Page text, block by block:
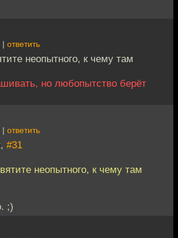
| ответить
неопытного, к чему там
но любопытство берёт
| ответить
#31
неопытного, к чему там
;)